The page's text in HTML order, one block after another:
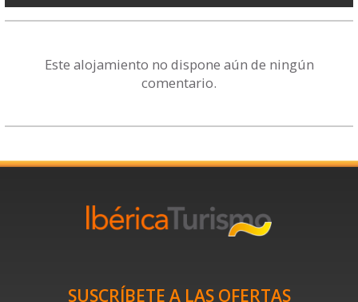
Este alojamiento no dispone aún de ningún
comentario.
SUSCRÍBETE A LAS OFERTAS